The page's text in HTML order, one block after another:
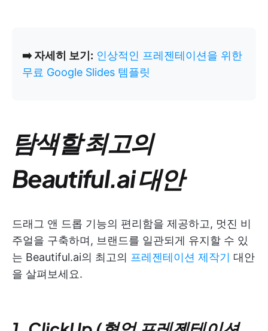
➡️ 자세히 보기: 인상적인 프레젠테이션을 위한
무료 Google Slides 템플릿
탐색할 최고의
Beautiful.ai 대안
드래그 앤 드롭 기능의 편리함을 제공하고, 멋진 비
주얼을 구축하며, 브랜드를 일관되게 유지할 수 있
는 Beautiful.ai의 최고의 프레젠테이션 제작기 대안
을 살펴보세요.